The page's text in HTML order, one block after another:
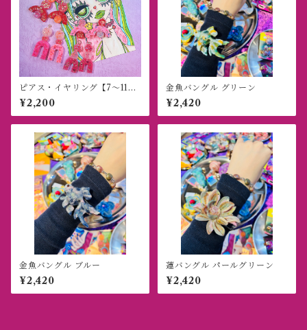
ピアス・イヤリング【7〜11】
紫桃
¥2,200
金魚バングル グリーン
¥2,420
金魚バングル ブルー
¥2,420
蓮バングル パールグリーン
¥2,420